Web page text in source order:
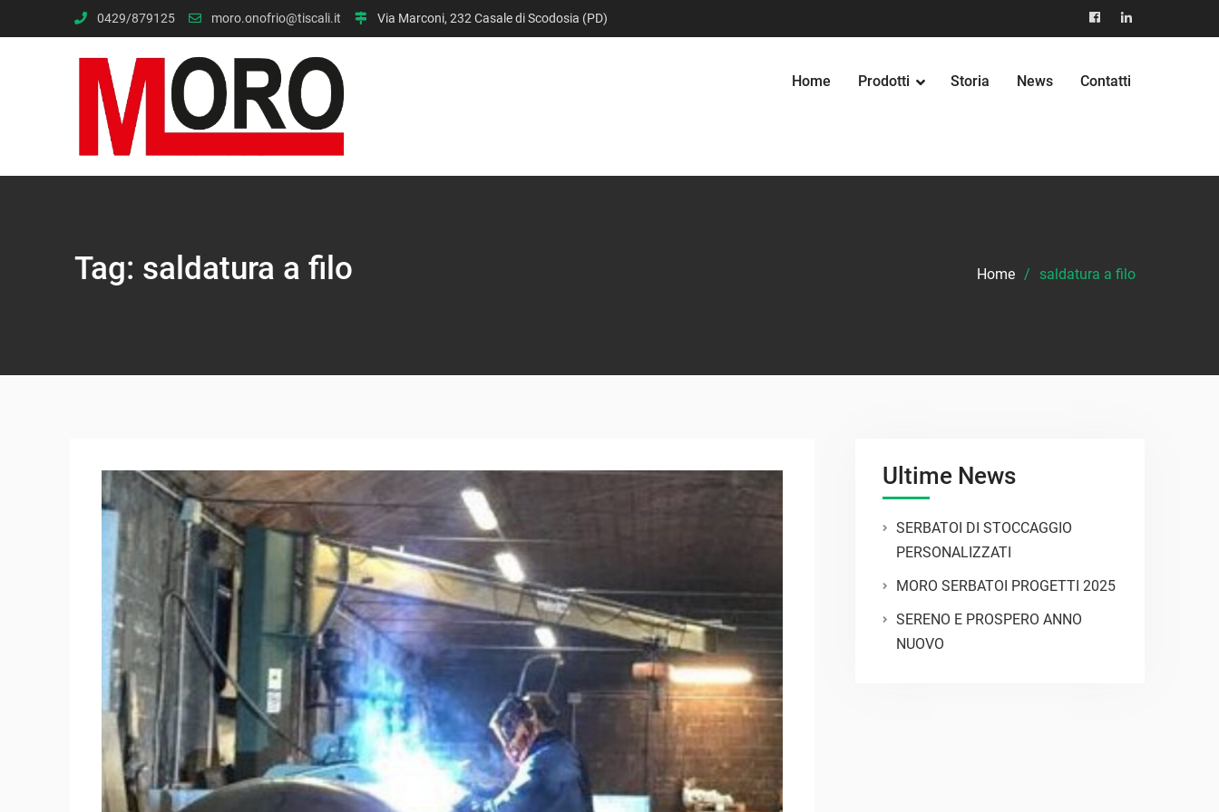
to
0429/879125 moro.onofrio@tiscali.it Via Marconi, 232 Casale di Scodosia (PD)
facebookLinkedin
Home Prodotti Storia News Contatti
Tag: saldatura a filo Home saldatura a filo
Ultime News
SERBATOI DI STOCCAGGIO
PERSONALIZZATI
MORO SERBATOI PROGETTI 2025
SERENO E PROSPERO ANNO
NUOVO